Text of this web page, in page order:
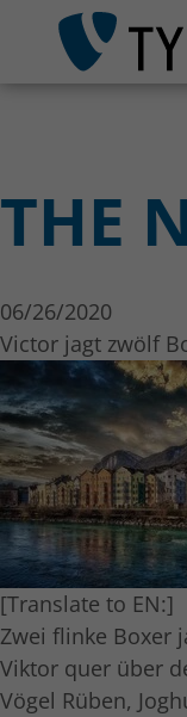
THE
06/26/2020
Victor jagt zwölf
[Translate to EN:]
Zwei flinke Boxer
Viktor quer über
Vögel Rüben,